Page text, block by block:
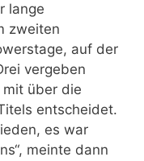
lange
zweiten
auf der
vergeben
über die
entscheidet.
es war
meinte dann